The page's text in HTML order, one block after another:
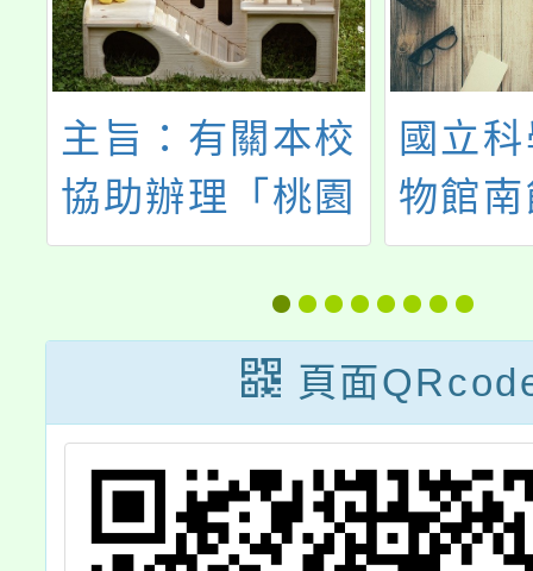
主旨：有關本校
協助辦理「桃園
市慈護宮酬恩五
朝圓醮盛會寫生
比賽」一案，詳
如說明，敬請踴
躍報名參加，請
查照。
國立
物館
節能
頁面